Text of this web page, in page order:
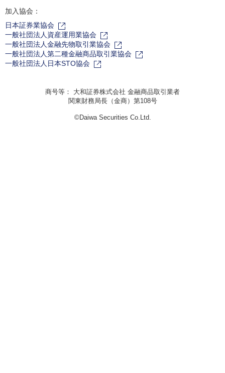
加入協会：
日本証券業協会
一般社団法人資産運用業協会
一般社団法人金融先物取引業協会
一般社団法人第二種金融商品取引業協会
一般社団法人日本STO協会
商号等： 大和証券株式会社 金融商品取引業者
関東財務局長（金商）第108号
©Daiwa Securities Co.Ltd.